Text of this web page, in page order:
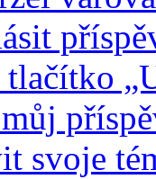
svoje